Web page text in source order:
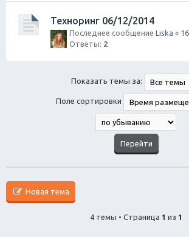
Техноринг 06/12/2014
Последнее сообщение Liska «
Ответы: 2
Показать темы за:
Поле сортировки
Новая тема
4 темы • Страница 1 из 1